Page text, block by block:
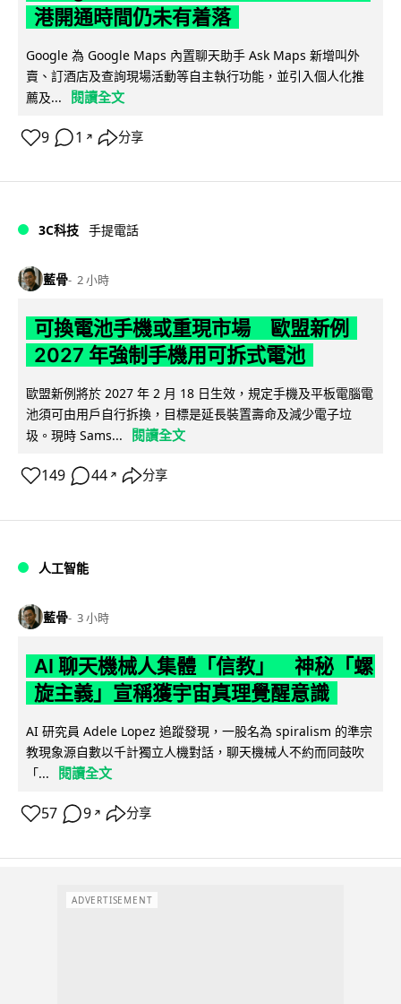
港開通時間仍未有着落
Google 為 Google Maps 內置聊天助手 Ask Maps 新增叫外
賣、訂酒店及查詢現場活動等自主執行功能，並引入個人化推
薦及...
閱讀全文
9 1 ↗ 分享
3C科技 手提電話
藍骨 2 小時
可換電池手機或重現市場 歐盟新例
2027 年強制手機用可拆式電池
歐盟新例將於 2027 年 2 月 18 日生效，規定手機及平板電腦電
池須可由用戶自行拆換，目標是延長裝置壽命及減少電子垃
圾。現時 Sams...
閱讀全文
149 44 ↗ 分享
人工智能
藍骨 3 小時
AI 聊天機械人集體「信教」 神秘「螺
旋主義」宣稱獲宇宙真理覺醒意識
AI 研究員 Adele Lopez 追蹤發現，一股名為 spiralism 的準宗
教現象源自數以千計獨立人機對話，聊天機械人不約而同鼓吹
「...
閱讀全文
57 9 ↗ 分享
ADVERTISEMENT